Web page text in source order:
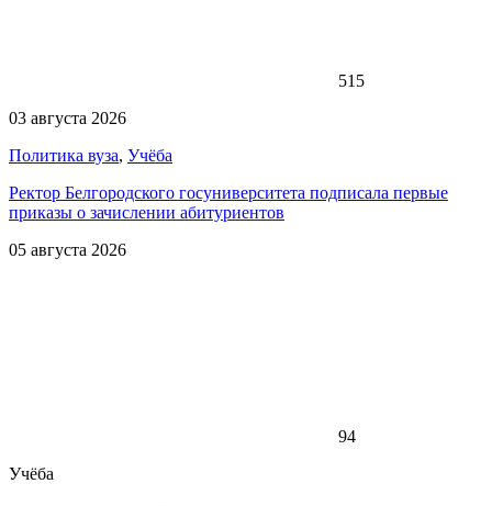
515
03 августа 2026
Политика вуза, Учёба
Ректор Белгородского госуниверситета подписала первые
приказы о зачислении абитуриентов
05 августа 2026
94
Учёба